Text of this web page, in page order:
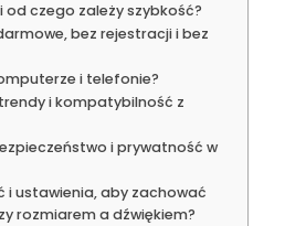
od czego zależy szybkość?
bez rejestracji i bez
i telefonie?
i kompatybilność z
i prywatność w
i ustawienia, aby zachować
rozmiarem a dźwiękiem?